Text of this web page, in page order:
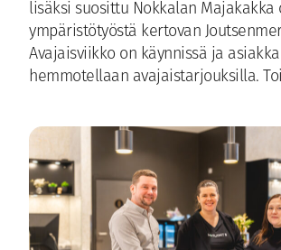
lisäksi suosittu Nokkalan Majakakka
ympäristötyöstä kertovan
Avajaisviikko on käynnissä ja
hemmotellaan avajaistarjouksilla.